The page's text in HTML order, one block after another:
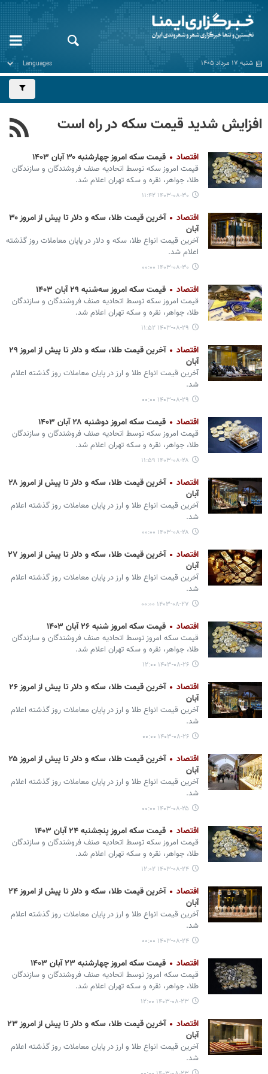
شنبه ۱۷ مرداد ۱۴۰۵
افزایش شدید قیمت سکه در راه است
اقتصاد قیمت سکه امروز چهارشنبه ۳۰ آبان ۱۴۰۳
قیمت امروز سکه توسط اتحادیه صنف فروشندگان و سازندگان
طلا، جواهر، نقره و سکه تهران اعلام شد.
۱۴۰۳-۰۸-۳۰ ۱۱:۴۲
اقتصاد
آخرین قیمت طلا، سکه و دلار تا پیش از امروز ۳۰
آبان
آخرین قیمت انواع طلا، سکه و دلار در پایان معاملات روز گذشته
اعلام شد.
۱۴۰۳-۰۸-۳۰ ۰۰:۰۰
اقتصاد قیمت سکه امروز سه‌شنبه ۲۹ آبان ۱۴۰۳
قیمت امروز سکه توسط اتحادیه صنف فروشندگان و سازندگان
طلا، جواهر، نقره و سکه تهران اعلام شد.
۱۴۰۳-۰۸-۲۹ ۱۱:۵۲
اقتصاد
آخرین قیمت طلا، سکه و دلار تا پیش از امروز ۲۹
آبان
آخرین قیمت انواع طلا و ارز در پایان معاملات روز گذشته اعلام
شد.
۱۴۰۳-۰۸-۲۹ ۰۰:۰۰
اقتصاد قیمت سکه امروز دوشنبه ۲۸ آبان ۱۴۰۳
قیمت امروز سکه توسط اتحادیه صنف فروشندگان و سازندگان
طلا، جواهر، نقره و سکه تهران اعلام شد.
۱۴۰۳-۰۸-۲۸ ۱۱:۵۹
اقتصاد
آخرین قیمت طلا، سکه و دلار تا پیش از امروز ۲۸
آبان
آخرین قیمت انواع طلا و ارز در پایان معاملات روز گذشته اعلام
شد.
۱۴۰۳-۰۸-۲۸ ۰۰:۰۰
اقتصاد
آخرین قیمت طلا، سکه و دلار تا پیش از امروز ۲۷
آبان
آخرین قیمت انواع طلا و ارز در پایان معاملات روز گذشته اعلام
شد.
۱۴۰۳-۰۸-۲۷ ۰۰:۰۰
اقتصاد قیمت سکه امروز شنبه ۲۶ آبان ۱۴۰۳
قیمت سکه امروز توسط اتحادیه صنف فروشندگان و سازندگان
طلا، جواهر، نقره و سکه تهران اعلام شد.
۱۴۰۳-۰۸-۲۶ ۱۲:۰۰
اقتصاد
آخرین قیمت طلا، سکه و دلار تا پیش از امروز ۲۶
آبان
آخرین قیمت انواع طلا و ارز در پایان معاملات روز گذشته اعلام
شد.
۱۴۰۳-۰۸-۲۶ ۰۰:۰۰
اقتصاد
آخرین قیمت طلا، سکه و دلار تا پیش از امروز ۲۵
آبان
آخرین قیمت انواع طلا و ارز در پایان معاملات روز گذشته اعلام
شد.
۱۴۰۳-۰۸-۲۵ ۰۰:۰۰
اقتصاد قیمت سکه امروز پنجشنبه ۲۴ آبان ۱۴۰۳
قیمت امروز سکه توسط اتحادیه صنف فروشندگان و سازندگان
طلا، جواهر، نقره و سکه تهران اعلام شد.
۱۴۰۳-۰۸-۲۴ ۱۲:۰۲
اقتصاد
آخرین قیمت طلا، سکه و دلار تا پیش از امروز ۲۴
آبان
آخرین قیمت انواع طلا و ارز در پایان معاملات روز گذشته اعلام
شد.
۱۴۰۳-۰۸-۲۴ ۰۰:۰۰
اقتصاد قیمت سکه امروز چهارشنبه ۲۳ آبان ۱۴۰۳
قیمت سکه امروز توسط اتحادیه صنف فروشندگان و سازندگان
طلا، جواهر، نقره و سکه تهران اعلام شد.
۱۴۰۳-۰۸-۲۳ ۱۲:۰۰
اقتصاد
آخرین قیمت طلا، سکه و دلار تا پیش از امروز ۲۳
آبان
آخرین قیمت انواع طلا و ارز در پایان معاملات روز گذشته اعلام
شد.